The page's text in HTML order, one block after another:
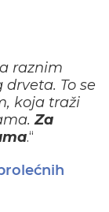
raznim
To se
koja traži
Za
.“